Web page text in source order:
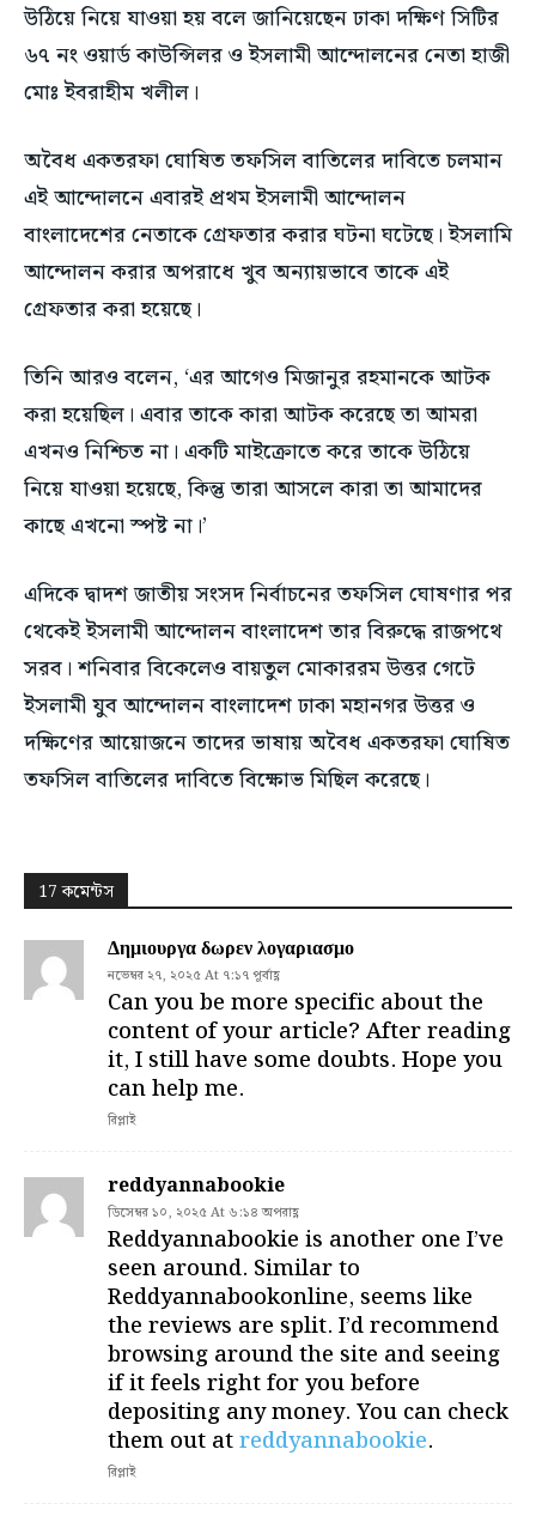
শিল্প ও সংস্কৃতি
বিনোদন
ফ্যাশন ও বিউটি
স্বাস্থ্য
$25 / month
By agreeing to this tier, you are billed every month after
the first one until you opt out of the monthly
SUBSCRIBE
শিল্প ও সংস্কৃতি
বিনোদন
ফ্যাশন ও বিউটি
স্বাস্থ্য
বিনোদন
পরিবার ও বন্ধুত্ব
ভ্রমণ
বিনোদন
পরিবার ও বন্ধুত্ব
ভ্রমণ
উঠিয়ে নিয়ে যাওয়া হয় বলে জানিয়েছেন ঢাকা দক্ষিণ সিটির
৬৭ নং ওয়ার্ড কাউন্সিলর ও ইসলামী আন্দোলনের নেতা হাজী
মোঃ ইবরাহীম খলীল।
অবৈধ একতরফা ঘোষিত তফসিল বাতিলের দাবিতে চলমান
এই আন্দোলনে এবারই প্রথম ইসলামী আন্দোলন
বাংলাদেশের নেতাকে গ্রেফতার করার ঘটনা ঘটেছে। ইসলামি
আন্দোলন করার অপরাধে খুব অন্যায়ভাবে তাকে এই
গ্রেফতার করা হয়েছে।
তিনি আরও বলেন, ‘এর আগেও মিজানুর রহমানকে আটক
করা হয়েছিল। এবার তাকে কারা আটক করেছে তা আমরা
এখনও নিশ্চিত না। একটি মাইক্রোতে করে তাকে উঠিয়ে
নিয়ে যাওয়া হয়েছে, কিন্তু তারা আসলে কারা তা আমাদের
কাছে এখনো স্পষ্ট না।’
এদিকে দ্বাদশ জাতীয় সংসদ নির্বাচনের তফসিল ঘোষণার পর
থেকেই ইসলামী আন্দোলন বাংলাদেশ তার বিরুদ্ধে রাজপথে
সরব। শনিবার বিকেলেও বায়তুল মোকাররম উত্তর গেটে
ইসলামী যুব আন্দোলন বাংলাদেশ ঢাকা মহানগর উত্তর ও
দক্ষিণের আয়োজনে তাদের ভাষায় অবৈধ একতরফা ঘোষিত
তফসিল বাতিলের দাবিতে বিক্ষোভ মিছিল করেছে।
17 কমেন্টস
Δημιουργα δωρεν λογαριασμο
নভেম্বর ২৭, ২০২৫ At ৭:১৭ পূর্বাহ্ণ
Can you be more specific about the
content of your article? After reading
it, I still have some doubts. Hope you
can help me.
রিপ্লাই
reddyannabookie
ডিসেম্বর ১০, ২০২৫ At ৬:১৪ অপরাহ্ণ
Reddyannabookie is another one I’ve
seen around. Similar to
Reddyannabookonline, seems like
the reviews are split. I’d recommend
browsing around the site and seeing
if it feels right for you before
depositing any money. You can check
them out atreddyannabookie.
রিপ্লাই